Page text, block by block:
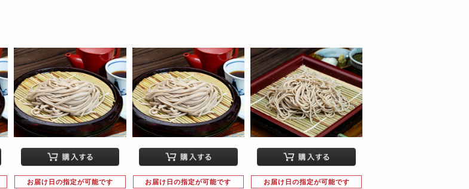
お届け日の指定が可能です お届け日の指定が可能です お届け日の指定が可能です